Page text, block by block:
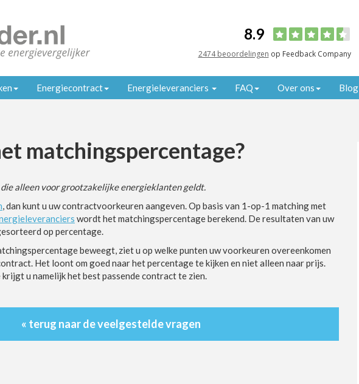
8.9
2474 beoordelingen op Feedback Company
Energiecontract Energieleveranciers FAQ Over ons Blog
matchingspercentage?
alleen voor grootzakelijke energieklanten geldt.
, dan kunt u uw contractvoorkeuren aangeven. Op basis van 1-op-1 matching met
wordt het matchingspercentage berekend. De resultaten van uw
op percentage.
beweegt, ziet u op welke punten uw voorkeuren overeenkomen
Het loont om goed naar het percentage te kijken en niet alleen naar prijs.
u namelijk het best passende contract te zien.
« terug naar de veelgestelde vragen